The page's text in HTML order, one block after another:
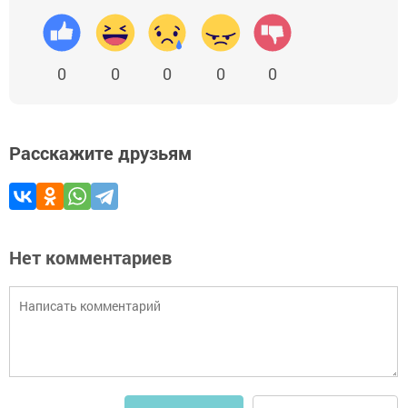
0 0 0 0 0
Расскажите друзьям
Нет комментариев